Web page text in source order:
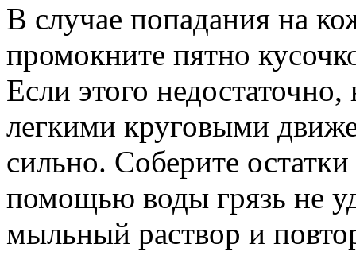
В случае попадания на
промокните пятно
Если этого
легкими круговыми
сильно. Соберите
помощью воды грязь не
мыльный раствор и